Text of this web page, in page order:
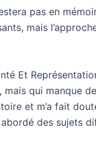
pas en
mais
Et
qui manque
et m’a fait
abordé des sujets